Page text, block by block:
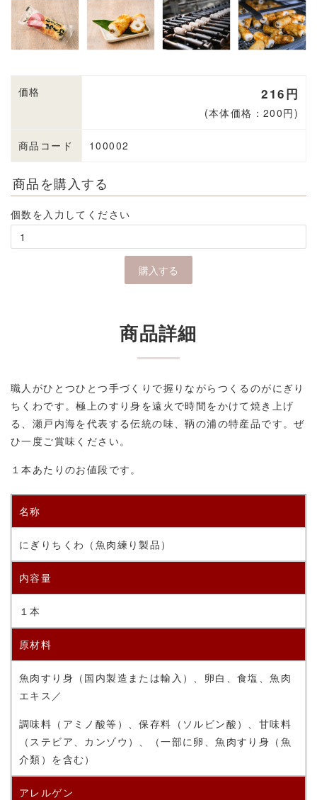
価格 216円
(本体価格：200円)
商品コード 100002
商品を購入する
個数を入力してください
商品詳細
職人がひとつひとつ手づくりで握りながらつくるのがにぎり
ちくわです。極上のすり身を遠火で時間をかけて焼き上げ
る、瀬戸内海を代表する伝統の味、鞆の浦の特産品です。ぜ
ひ一度ご賞味ください。
１本あたりのお値段です。
名称
にぎりちくわ（ 魚肉練り製品）
内容量
１本
原材料
魚肉すり身（国内製造または輸入）、卵白、食塩、魚肉
エキス／
調味料（アミノ酸等）、保存料（ソルビン酸）、甘味料
（ステビア、カンゾウ）、（一部に卵、魚肉すり身（魚
介類）を含む）
アレルゲン